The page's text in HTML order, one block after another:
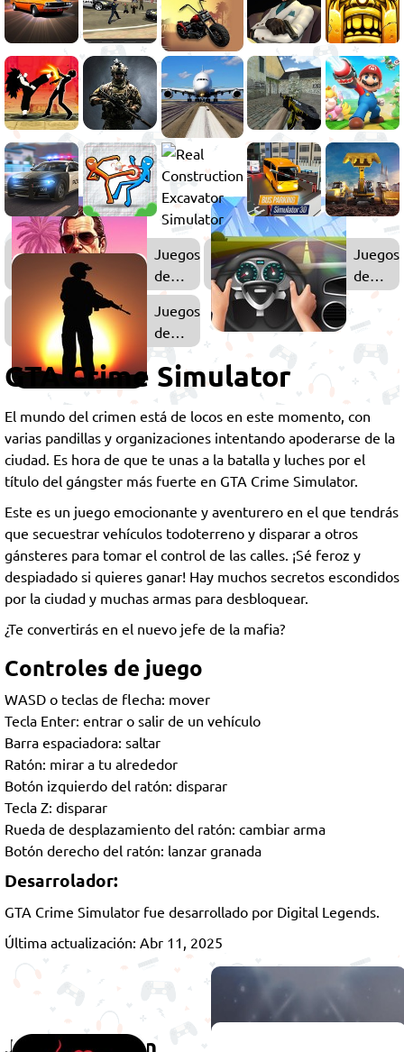
Juegos
de
GTA
Juegos
de
Juegos
de
Acción
GTA Crime Simulator
El mundo del crimen está de locos en este momento, con
varias pandillas y organizaciones intentando apoderarse de la
ciudad. Es hora de que te unas a la batalla y luches por el
título del gángster más fuerte en GTA Crime Simulator.
Este es un juego emocionante y aventurero en el que tendrás
que secuestrar vehículos todoterreno y disparar a otros
gánsteres para tomar el control de las calles. ¡Sé feroz y
despiadado si quieres ganar! Hay muchos secretos escondidos
por la ciudad y muchas armas para desbloquear.
¿Te convertirás en el nuevo jefe de la mafia?
Controles de juego
WASD o teclas de flecha: mover
Tecla Enter: entrar o salir de un vehículo
Barra espaciadora: saltar
Ratón: mirar a tu alrededor
Botón izquierdo del ratón: disparar
Tecla Z: disparar
Rueda de desplazamiento del ratón: cambiar arma
Botón derecho del ratón: lanzar granada
Desarrolador:
GTA Crime Simulator fue desarrollado por Digital Legends.
Última actualización: Abr 11, 2025
Juega también